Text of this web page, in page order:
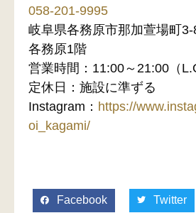
058-201-9995
岐阜県各務原市那加萱場町
各務原1階
営業時間：11:00～21:00（
定休日：施設に準ずる
Instagram： https://
oi_kagami/
Facebook Twitter